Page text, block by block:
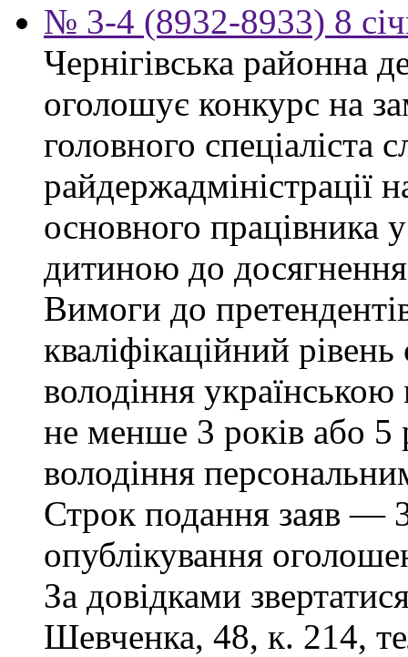
№ 3-4 (8932-8933) 8
Чернігівська районна
оголошує конкурс на
головного спеціаліста
райдержадміністрації
основного працівника
дитиною до
Вимоги до
кваліфікаційний рівень
володіння
не менше 3 років або 5
володіння
Строк подання заяв —
опублікування
За довідками
Шевченка, 48, к. 214,